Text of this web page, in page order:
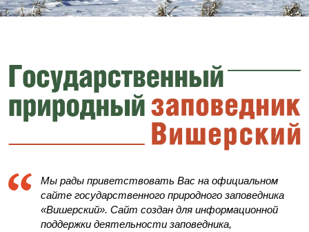
Мы рады приветствовать Вас на официальном
сайте государственного природного заповедника
«Вишерский». Сайт создан для информационной
поддержки деятельности заповедника,